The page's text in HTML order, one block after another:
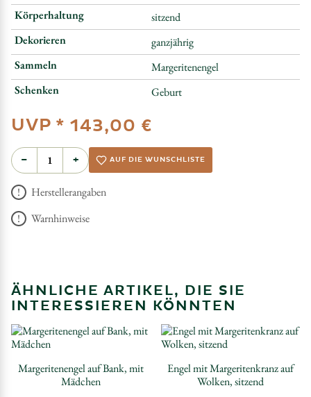
Körperhaltung
sitzend
Dekorieren
ganzjährig
Sammeln
Margeritenengel
Schenken
Geburt
UVP * 143,00 €
− + AUF DIE WUNSCHLISTE
Herstellerangaben
Warnhinweise
ÄHNLICHE ARTIKEL, DIE SIE
INTERESSIEREN KÖNNTEN
Margeritenengel auf Bank, mit
Mädchen
Engel mit Margeritenkranz auf
Wolken, sitzend